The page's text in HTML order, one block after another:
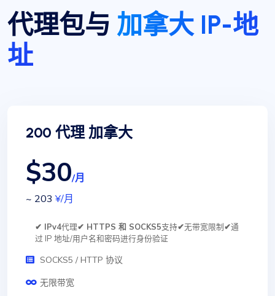
代理包与 加拿大 IP-地
址
200 代理 加拿大
$30/月
~ 203¥/月
✔ IPv4代理✔ HTTPS 和 SOCKS5支持✔无带宽限制✔通
过 IP 地址/用户名和密码进行身份验证
SOCKS5 / HTTP 协议
无限带宽